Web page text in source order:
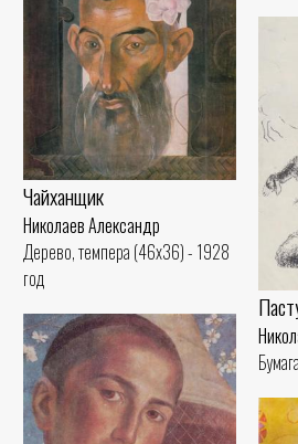
Чайханщик
Николаев Александр
Дерево, темпера (46x36) - 1928
год